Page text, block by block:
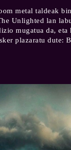
metal taldeak
Unlighted lan
mugatua da, eta
plazaratu dute: